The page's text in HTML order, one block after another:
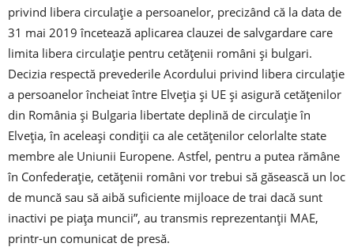
privind libera circulaţie a persoanelor, precizând că la data de
31 mai 2019 încetează aplicarea clauzei de salvgardare care
limita libera circulaţie pentru cetăţenii români şi bulgari.
Decizia respectă prevederile Acordului privind libera circulaţie
a persoanelor încheiat între Elveţia şi UE şi asigură cetăţenilor
din România şi Bulgaria libertate deplină de circulaţie în
Elveţia, în aceleaşi condiţii ca ale cetăţenilor celorlalte state
membre ale Uniunii Europene. Astfel, pentru a putea rămâne
în Confederaţie, cetăţenii români vor trebui să găsească un loc
de muncă sau să aibă suficiente mijloace de trai dacă sunt
inactivi pe piaţa muncii”, au transmis reprezentanţii MAE,
printr-un comunicat de presă.